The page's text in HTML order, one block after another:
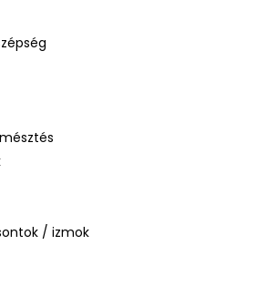
/ izmok
AQUAFLUID
– LÁTHATATLAN
40 ML